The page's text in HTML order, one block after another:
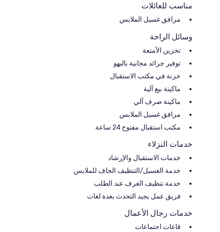
مناسب للعائلات
مرافق غسيل الملابس
وسائل الراحة
تخزين الأمتعة
توفير جرائد مجانية بالبهو
خزنة في مكتب الاستقبال
ماكينة بيع آلية
ماكينة صرف آلي
مرافق غسيل الملابس
مكتب استقبال مفتوح 24 ساعة
خدمات النزلاء
خدمات الاستقبال والإرشاد
خدمة الغسيل/التنظيف الجاف للملابس
خدمة تنظيف الغرف عند الطلب
فريق عمل يجيد التحدث بعدة لغات
خدمات رجال الأعمال
قاعات اجتماعات